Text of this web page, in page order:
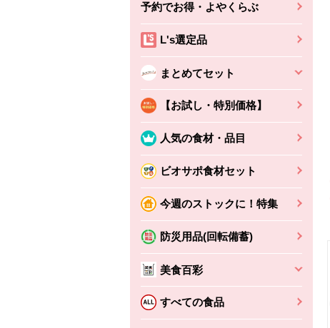
予約でお得・よやくらぶ
L's選定品
まとめてセット
【お試し・特別価格】
人気の食材・品目
ビオサポ食材セット
今週のストックに！特集
防災用品(回転備蓄)
美食百彩
すべての食品